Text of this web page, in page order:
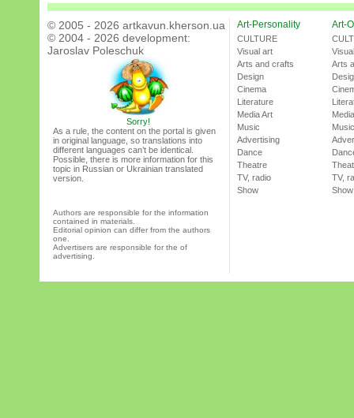
© 2005 - 2026 artkavun.kherson.ua
© 2004 - 2026 development:
Jaroslav Poleschuk
Sorry!
As a rule, the content on the portal is given
in original language, so translations into
different languages can’t be identical.
Possible, there is more information for this
topic in Russian or Ukrainian translated
version.
Authors are responsible for the information
contained in materials.
Editorial opinion can differ from the authors
one.
Advertisers are responsible for the of
advertising.
Art-Personality
CULTURE
Visual art
Arts and crafts
Design
Cinema
Literature
Media Art
Music
Advertising
Dance
Theatre
TV, radio
Show
Art-
Arts
Music
TV,
Show